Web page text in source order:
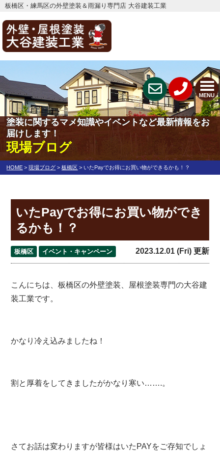
板橋区・練馬区の外壁塗装＆雨漏り専門店 大谷建装工業
MENU
塗装に関するマメ知識やイベントなど最新情報をお
届けします！
現場ブログ
HOME >現場ブログ >板橋区 > いたPayでお得にお買い物ができるかも！？
いたPayでお得にお買い物ができ
るかも！？
板橋区 イベント・キャンペーン 2023.12.01 (Fri) 更新
こんにちは、板橋区の外壁塗装、屋根塗装専門の大谷建
装工業です。
かなり冷え込みましたね！
割と厚着をしてきましたがかなり寒い…….。
さてお話は変わりますが皆様はいたPAYをご存知でしょ